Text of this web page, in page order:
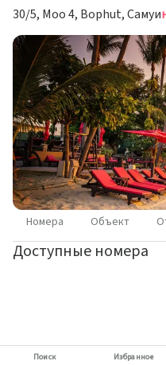
30/5, Moo 4, Bophut, Самуи
Номера Объект
Доступные номера
Поиск Избранное